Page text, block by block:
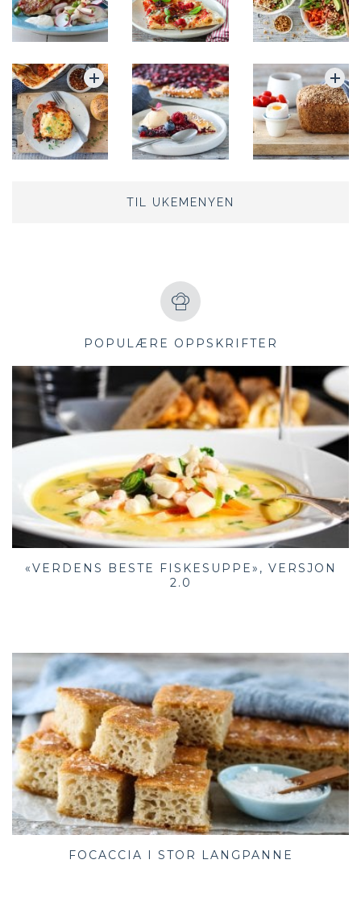
TIL UKEMENYEN
POPULÆRE OPPSKRIFTER
«VERDENS BESTE FISKESUPPE», VERSJON
2.0
FOCACCIA I STOR LANGPANNE